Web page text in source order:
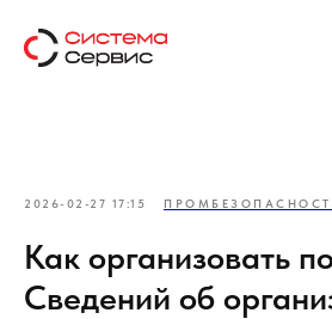
2026-02-27 17:15
Как организовать
Сведений об